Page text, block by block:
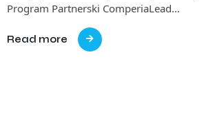
Program Partnerski ComperiaLead…
Read more